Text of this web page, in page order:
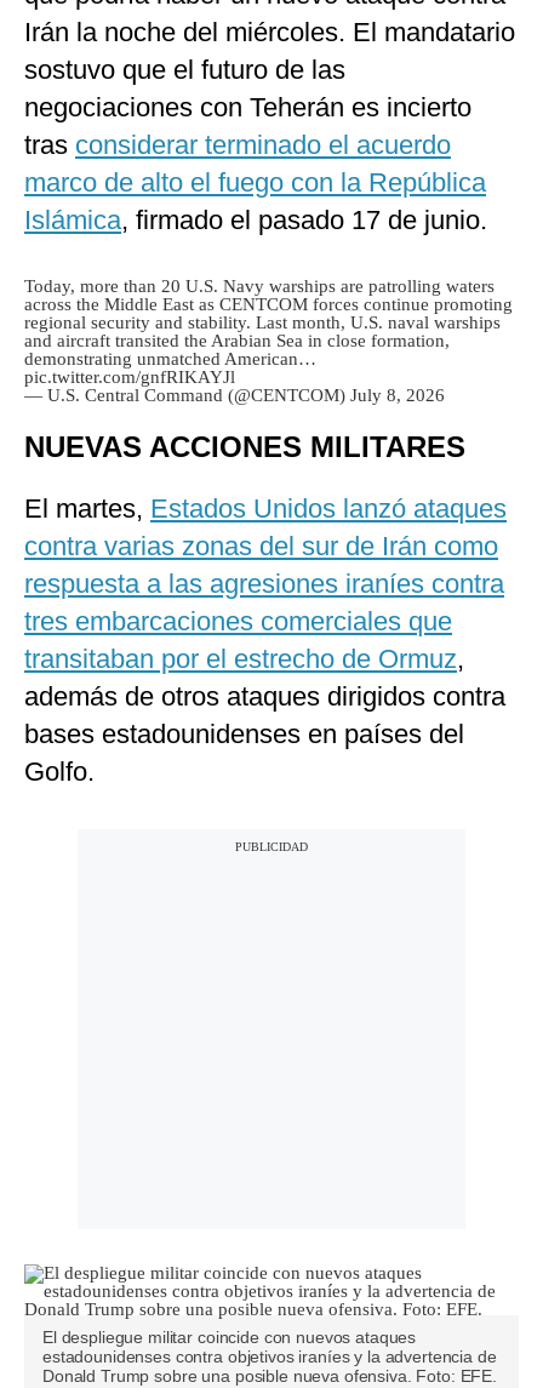
Irán la noche del miércoles. El mandatario
sostuvo que el futuro de las
negociaciones con Teherán es incierto
tras considerar terminado el acuerdo
marco de alto el fuego con la República
Islámica, firmado el pasado 17 de junio.
Today, more than 20 U.S. Navy warships are patrolling waters
across the Middle East as CENTCOM forces continue promoting
regional security and stability. Last month, U.S. naval warships
and aircraft transited the Arabian Sea in close formation,
demonstrating unmatched American…
pic.twitter.com/gnfRIKAYJl
— U.S. Central Command (@CENTCOM) July 8, 2026
NUEVAS ACCIONES MILITARES
El martes, Estados Unidos lanzó ataques
contra varias zonas del sur de Irán como
respuesta a las agresiones iraníes contra
tres embarcaciones comerciales que
transitaban por el estrecho de Ormuz,
además de otros ataques dirigidos contra
bases estadounidenses en países del
Golfo.
El despliegue militar coincide con nuevos ataques
estadounidenses contra objetivos iraníes y la advertencia de
Donald Trump sobre una posible nueva ofensiva. Foto: EFE.